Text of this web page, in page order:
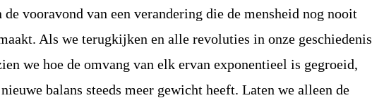
de vooravond van een verandering die de mensheid nog nooit
Als we terugkijken en alle revoluties in onze geschiedenis
we hoe de omvang van elk ervan exponentieel is gegroeid,
balans steeds meer gewicht heeft. Laten we alleen de